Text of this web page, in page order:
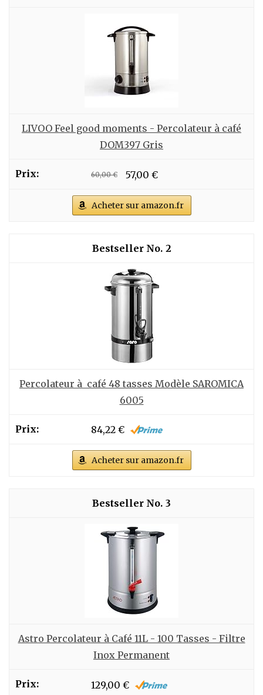
LIVOO Feel good moments - Percolateur à café
DOM397 Gris
60,00 € 57,00 €
Acheter sur amazon.fr
2
Percolateur à café 48 tasses Modèle SAROMICA
6005
84,22 €
Acheter sur amazon.fr
3
Astro Percolateur à Café 11L - 100 Tasses - Filtre
Inox Permanent
129,00 €